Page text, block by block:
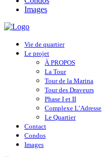
Images
Vie de quartier
Le projet
À PROPOS
La Tour
Tour de la Marina
Tour des Draveurs
Phase I et II
Complexe L’Adresse
Le Quartier
Contact
Condos
Images